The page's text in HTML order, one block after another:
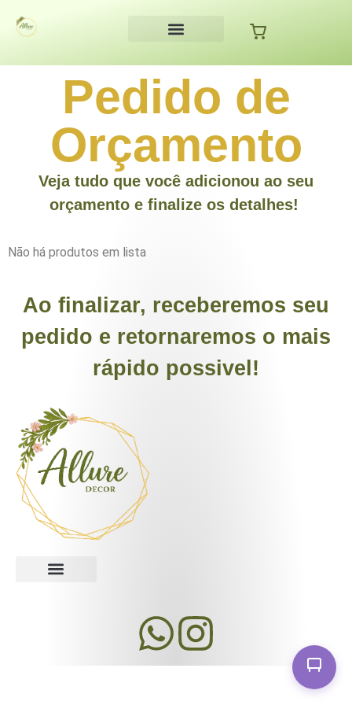
Pedido de
Orçamento
Veja tudo que você adicionou ao seu
orçamento e finalize os detalhes!
Não há produtos em lista
Ao finalizar, receberemos seu
pedido e retornaremos o mais
rápido possivel!